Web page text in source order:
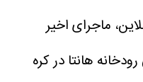
ماجرای اخیر
هانتا در کره